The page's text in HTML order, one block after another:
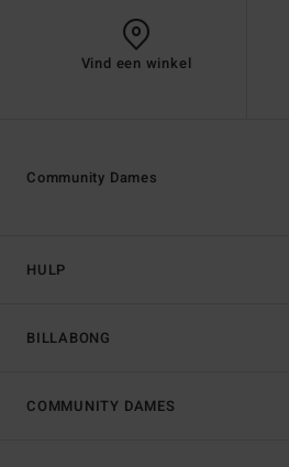
Vind een winkel
HULP
BILLABONG
Community Dames
COMMUNITY DAMES